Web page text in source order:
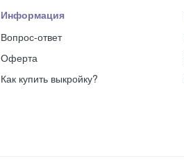
Информация
Вопрос-ответ
Оферта
Как купить выкройку?